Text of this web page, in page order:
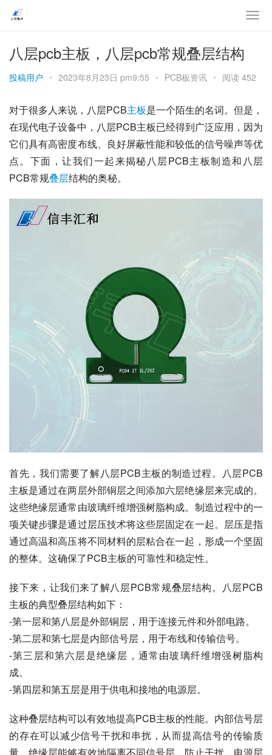
八层pcb主板，八层pcb常规叠层结构
投稿用户 • 2023年8月23日 pm9:55 • PCB板资讯 • 阅读 452
对于很多人来说，八层PCB主板是一个陌生的名词。但是，
在现代电子设备中，八层PCB主板已经得到广泛应用，因为
它们具有高密度布线、良好屏蔽性能和较低的信号噪声等优
点。下面，让我们一起来揭秘八层PCB主板制造和八层
PCB常规叠层结构的奥秘。
首先，我们需要了解八层PCB主板的制造过程。八层PCB
主板是通过在两层外部铜层之间添加六层绝缘层来完成的。
这些绝缘层通常由玻璃纤维增强树脂构成。制造过程中的一
项关键步骤是通过层压技术将这些层固定在一起。层压是指
通过高温和高压将不同材料的层粘合在一起，形成一个坚固
的整体。这确保了PCB主板的可靠性和稳定性。
接下来，让我们来了解八层PCB常规叠层结构。八层PCB
主板的典型叠层结构如下：
-第一层和第八层是外部铜层，用于连接元件和外部电路。
-第二层和第七层是内部信号层，用于布线和传输信号。
-第三层和第六层是绝缘层，通常由玻璃纤维增强树脂构
成。
-第四层和第五层是用于供电和接地的电源层。
这种叠层结构可以有效地提高PCB主板的性能。内部信号层
的存在可以减少信号干扰和串扰，从而提高信号的传输质